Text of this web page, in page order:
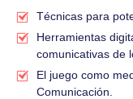
Técnicas para
Herramientas
comunicativas de
El juego como
Comunicación.